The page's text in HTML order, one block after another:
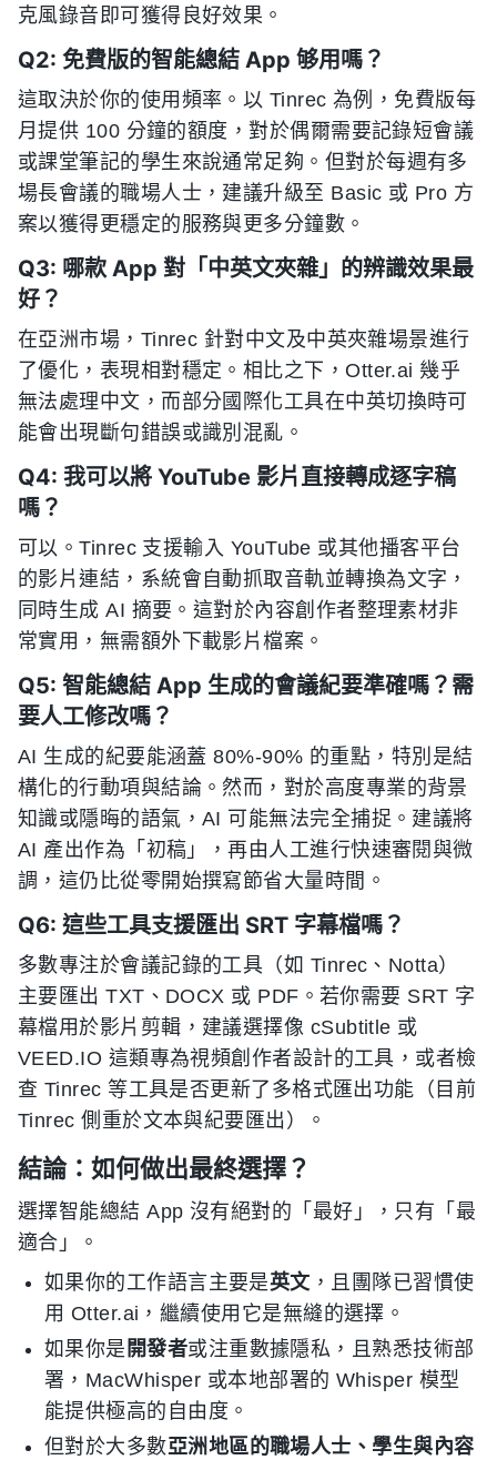
克風錄音即可獲得良好效果。
Q2: 免費版的智能總結 App 够用嗎？
這取決於你的使用頻率。以 Tinrec 為例，免費版每
月提供 100 分鐘的額度，對於偶爾需要記錄短會議
或課堂筆記的學生來說通常足夠。但對於每週有多
場長會議的職場人士，建議升級至 Basic 或 Pro 方
案以獲得更穩定的服務與更多分鐘數。
Q3: 哪款 App 對「中英文夾雜」的辨識效果最
好？
在亞洲市場，Tinrec 針對中文及中英夾雜場景進行
了優化，表現相對穩定。相比之下，Otter.ai 幾乎
無法處理中文，而部分國際化工具在中英切換時可
能會出現斷句錯誤或識別混亂。
Q4: 我可以將 YouTube 影片直接轉成逐字稿
嗎？
可以。Tinrec 支援輸入 YouTube 或其他播客平台
的影片連結，系統會自動抓取音軌並轉換為文字，
同時生成 AI 摘要。這對於內容創作者整理素材非
常實用，無需額外下載影片檔案。
Q5: 智能總結 App 生成的會議紀要準確嗎？需
要人工修改嗎？
AI 生成的紀要能涵蓋 80%-90% 的重點，特別是結
構化的行動項與結論。然而，對於高度專業的背景
知識或隱晦的語氣，AI 可能無法完全捕捉。建議將
AI 產出作為「初稿」，再由人工進行快速審閱與微
調，這仍比從零開始撰寫節省大量時間。
Q6: 這些工具支援匯出 SRT 字幕檔嗎？
多數專注於會議記錄的工具（如 Tinrec、Notta）
主要匯出 TXT、DOCX 或 PDF。若你需要 SRT 字
幕檔用於影片剪輯，建議選擇像 cSubtitle 或
VEED.IO 這類專為視頻創作者設計的工具，或者檢
查 Tinrec 等工具是否更新了多格式匯出功能（目前
Tinrec 側重於文本與紀要匯出）。
結論：如何做出最終選擇？
選擇智能總結 App 沒有絕對的「最好」，只有「最
適合」。
如果你的工作語言主要是英文 ，且團隊已習慣使
用 Otter.ai，繼續使用它是無縫的選擇。
如果你是 開發者或注重數據隱私，且熟悉技術部
署，MacWhisper 或本地部署的 Whisper 模型
能提供極高的自由度。
但對於大多數亞洲地區的職場人士、學生與內容